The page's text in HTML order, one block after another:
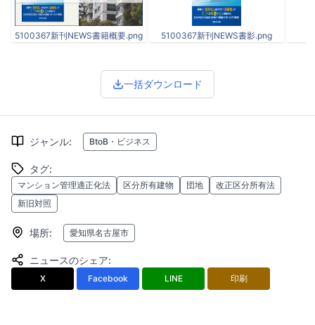
5100367新刊NEWS書籍概要.png 5100367新刊NEWS書影.png
一括ダウンロード
ジャンル: BtoB・ビジネス
タグ:
マンション管理適正化法 区分所有建物 団地
改正区分所有法
新旧対照
場所: 愛知県名古屋市
ニュースのシェア:
X Facebook LINE 印刷